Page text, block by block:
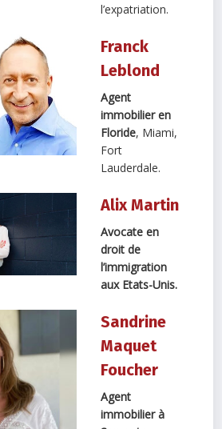
l’expatriation.
Franck
Leblond
Agent
immobilier en
Floride, Miami,
Fort
Lauderdale.
Alix Martin
Avocate en
droit de
l’immigration
aux Etats-Unis.
Sandrine
Maquet
Foucher
Agent
immobilier à